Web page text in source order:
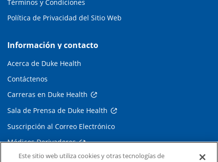
Términos y Condiciones
Política de Privacidad del Sitio Web
Información y contacto
Acerca de Duke Health
Contáctenos
Carreras en Duke Health
Sala de Prensa de Duke Health
Suscripción al Correo Electrónico
Médicos Derivadores
Este sitio web utiliza cookies y otras tecnologías de